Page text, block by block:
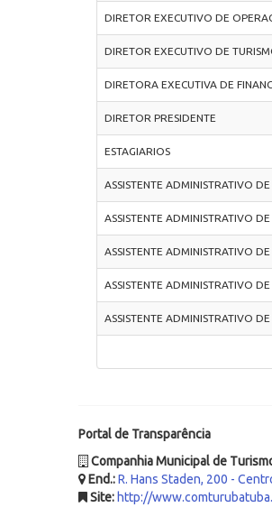
DIRETOR EXECUTIVO DE
DIRETOR EXECUTIVO DE
DIRETORA EXECUTIVA DE
DIRETOR PRESIDENTE
ESTAGIARIOS
ASSISTENTE ADMINISTRATIVO DE
ASSISTENTE ADMINISTRATIVO DE
ASSISTENTE ADMINISTRATIVO DE
ASSISTENTE ADMINISTRATIVO
ASSISTENTE ADMINISTRATIVO DE
Portal de Transparência
Companhia Municipal de
End.:R. Hans Staden, 200 -
Site: http://